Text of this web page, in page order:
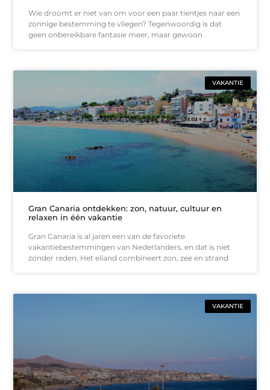
Wie droomt er niet van om voor een paar tientjes naar een
zonnige bestemming te vliegen? Tegenwoordig is dat
geen onbereikbare fantasie meer, maar gewoon
VAKANTIE
Gran Canaria ontdekken: zon, natuur, cultuur en
relaxen in één vakantie
Gran Canaria is al jaren een van de favoriete
vakantiebestemmingen van Nederlanders, en dat is niet
zonder reden. Het eiland combineert zon, zee en strand
VAKANTIE